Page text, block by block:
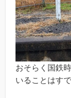
おそらく国鉄
いることはす